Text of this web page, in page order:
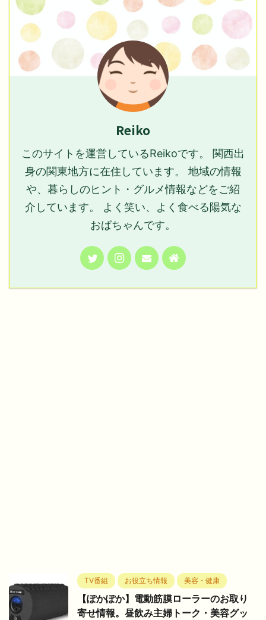
Reiko
このサイトを運営しているReikoです。 関西出
身の関東地方に在住しています。 地域の情報
や、暮らしのヒント・グルメ情報などをご紹
介しています。 よく笑い、よく食べる陽気な
おばちゃんです。
TV番組 お役立ち情報 美容・健康
【ぽかぽか】電動筋膜ローラーのお取り
寄せ情報。昼飲み主婦トーク・美容グッ